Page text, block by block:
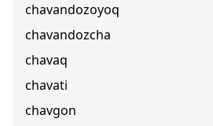
chavandozoyoq
chavandozcha
chavaq
chavati
chavgon